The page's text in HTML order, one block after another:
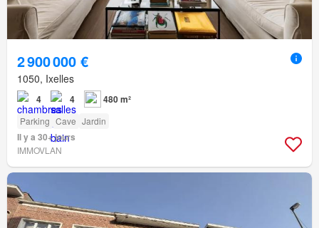
2 900 000 €
1050, Ixelles
4 4 480 m²
Parking Cave Jardin
Il y a 30+ jours
IMMOVLAN